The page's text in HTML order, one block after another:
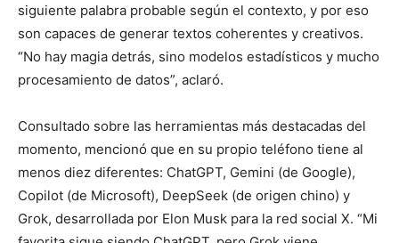
siguiente palabra probable según el contexto, y por eso
son capaces de generar textos coherentes y creativos.
“No hay magia detrás, sino modelos estadísticos y mucho
procesamiento de datos”, aclaró.
Consultado sobre las herramientas más destacadas del
momento, mencionó que en su propio teléfono tiene al
menos diez diferentes: ChatGPT, Gemini (de Google),
Copilot (de Microsoft), DeepSeek (de origen chino) y
Grok, desarrollada por Elon Musk para la red social X. “Mi